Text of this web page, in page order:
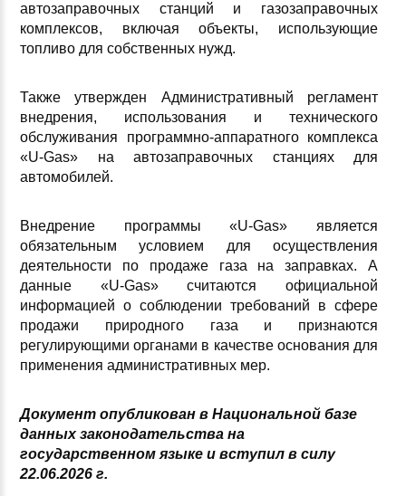
автозаправочных станций и газозаправочных
комплексов, включая объекты, использующие
топливо для собственных нужд.
Также утвержден Административный регламент
внедрения, использования и технического
обслуживания программно-аппаратного комплекса
«U-Gas» на автозаправочных станциях для
автомобилей.
Внедрение программы «U-Gas» является
обязательным условием для осуществления
деятельности по продаже газа на заправках. А
данные «U-Gas» считаются официальной
информацией о соблюдении требований в сфере
продажи природного газа и признаются
регулирующими органами в качестве основания для
применения административных мер.
Документ опубликован в Национальной базе
данных законодательства на
государственном языке и вступил в силу
22.06.2026 г.